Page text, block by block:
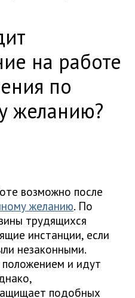
на работе
по
желанию?
возможно после
желанию. По
трудящихся
инстанции, если
незаконными.
и идут
подобных